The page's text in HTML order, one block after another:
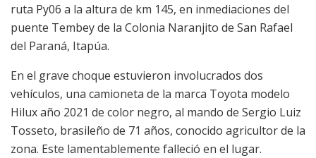
ruta Py06 a la altura de km 145, en inmediaciones del
puente Tembey de la Colonia Naranjito de San Rafael
del Paraná, Itapúa.
En el grave choque estuvieron involucrados dos
vehículos, una camioneta de la marca Toyota modelo
Hilux año 2021 de color negro, al mando de Sergio Luiz
Tosseto, brasileño de 71 años, conocido agricultor de la
zona. Este lamentablemente falleció en el lugar.